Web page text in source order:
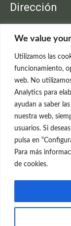
We value
Utilizamos las
funcionamiento,
web. No
Analytics para
ayudan a saber
nuestra web,
usuarios. Si
pulsa en
Para más
de cookies.
Dirección
C/Claudio
699 595
Política de
Política de